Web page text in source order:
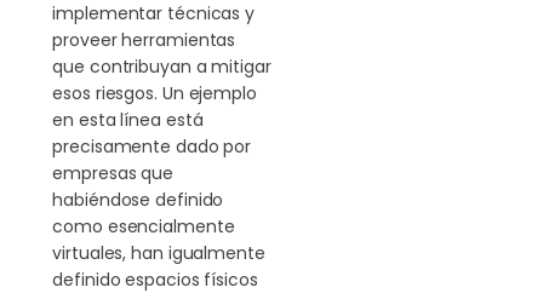
implementar técnicas y
proveer herramientas
que contribuyan a mitigar
esos riesgos. Un ejemplo
en esta línea está
precisamente dado por
empresas que
habiéndose definido
como esencialmente
virtuales, han igualmente
definido espacios físicos